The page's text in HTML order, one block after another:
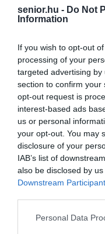
senior.hu - Do Not
Information
If you wish to opt-out
processing of your
targeted advertising
section to confirm your
opt-out request is
interest-based ads
us or personal
your opt-out. You may
disclosure of your
IAB’s list of
also be disclosed by
Downstream
Please note that this
Personal Data